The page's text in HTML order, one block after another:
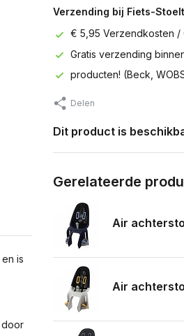
is
door
Verzending bij Fiets-
€ 5,95 Verzendkosten
Gratis verzending
producten! (Beck,
Delen
Dit product is
Gerelateerde
Air
Air